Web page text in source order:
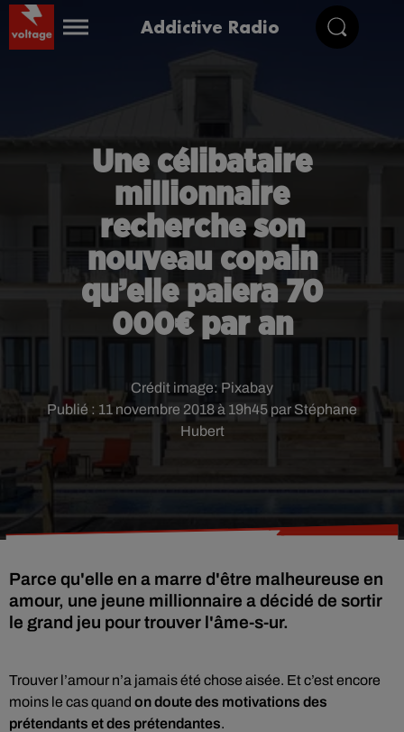
Addictive Radio
Une célibataire
millionnaire
recherche son
nouveau copain
qu’elle paiera 70
000€ par an
Publié : 11 novembre 2018 à 19h45 par Stéphane
Hubert
Crédit image: Pixabay
Parce qu'elle en a marre d'être malheureuse en
amour, une jeune millionnaire a décidé de sortir
le grand jeu pour trouver l'âme-s-ur.
Trouver l’amour n’a jamais été chose aisée. Et c’est encore
moins le cas quand on doute des motivations des
prétendants et des prétendantes.